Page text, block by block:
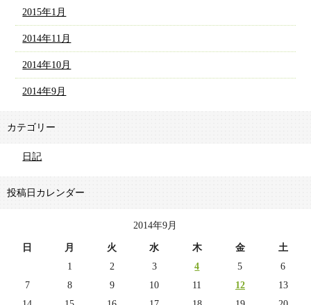
2015年1月
2014年11月
2014年10月
2014年9月
カテゴリー
日記
投稿日カレンダー
2014年9月
日 月 火 水 木 金
土
1
2 3 4 5
6
7
8 9 10 11 12
13